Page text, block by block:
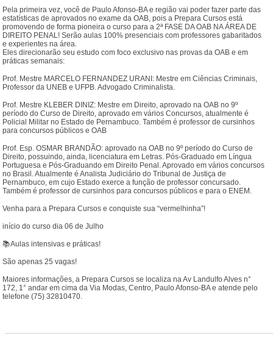
Pela primeira vez, você de Paulo Afonso-BA e região vai poder fazer parte das
estatísticas de aprovados no exame da OAB, pois a Prepara Cursos está
promovendo de forma pioneira o curso para a 2ª FASE DA OAB NA ÁREA DE
DIREITO PENAL! Serão aulas 100% presenciais com professores gabaritados
e experientes na área.
Eles direcionarão seu estudo com foco exclusivo nas provas da OAB e em
práticas semanais:
Prof. Mestre MARCELO FERNANDEZ URANI: Mestre em Ciências Criminais,
Professor da UNEB e UFPB. Advogado Criminalista.
Prof. Mestre KLEBER DINIZ: Mestre em Direito, aprovado na OAB no 9º
período do Curso de Direito, aprovado em vários Concursos, atualmente é
Policial Militar no Estado de Pernambuco. Também é professor de cursinhos
para concursos públicos e OAB
Prof. Esp. OSMAR BRANDÃO: aprovado na OAB no 9º período do Curso de
Direito, possuindo, ainda, licenciatura em Letras. Pós-Graduado em Língua
Portuguesa e Pós-Graduando em Direito Penal. Aprovado em vários concursos
no Brasil. Atualmente é Analista Judiciário do Tribunal de Justiça de
Pernambuco, em cujo Estado exerce a função de professor concursado.
Também é professor de cursinhos para concursos públicos e para o ENEM.
Venha para a Prepara Cursos e conquiste sua “vermelhinha”!
início do curso dia 06 de Julho
📚Aulas intensivas e práticas!
São apenas 25 vagas!
Maiores informações, a Prepara Cursos se localiza na Av Landulfo Alves n°
172, 1° andar em cima da Via Modas, Centro, Paulo Afonso-BA e atende pelo
telefone (75) 32810470.